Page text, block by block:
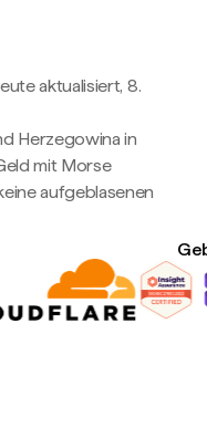
aktualisiert, 8.
Herzegowina in
mit Morse
aufgeblasenen